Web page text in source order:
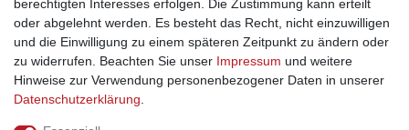
Impressum Daten­schutz­erklärung AGB
Barrierefreiheitserklärung
berechtigten Interesses erfolgen. Die Zustimmung kann erteilt
oder abgelehnt werden. Es besteht das Recht, nicht einzuwilligen
und die Einwilligung zu einem späteren Zeitpunkt zu ändern oder
zu widerrufen. Beachten Sie unser Impressum und weitere
Hinweise zur Verwendung personenbezogener Daten in unserer
Daten­schutz­erklärung